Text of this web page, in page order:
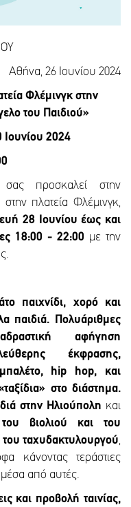
Αθήνα, 26 Ιουνίου 2024
Φλέμινγκ στην
του Παιδιού»
2024
προσκαλεί στην
στην πλατεία Φλέμινγκ,
28 Ιουνίου έως και
18:00 - 22:00 με την
παιχνίδι, χορό και
παιδιά. Πολυάριθμες
αφήγηση
έκφρασης,
hip hop, και
στο διάστημα.
στην Ηλιούπολη και
βιολιού και του
ταχυδακτυλουργού,
κάνοντας τεράστιες
από αυτές.
και προβολή ταινίας,